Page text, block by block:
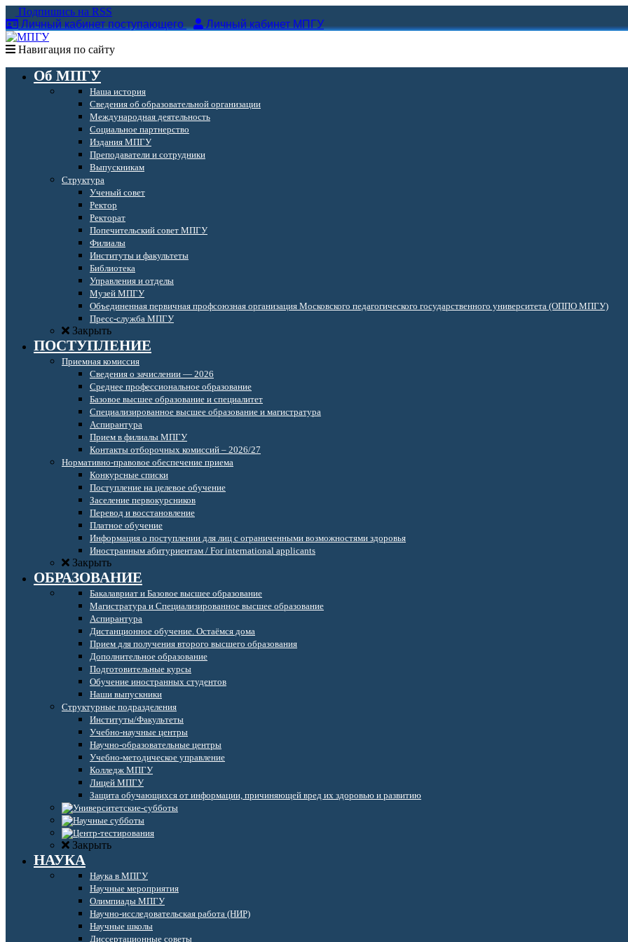
Подпишись на RSS
Личный кабинет поступающего
Личный кабинет МПГУ
Навигация по сайту
Об МПГУ
Наша история
Сведения об образовательной организации
Международная деятельность
Социальное партнерство
Издания МПГУ
Преподаватели и сотрудники
Выпускникам
Структура
Ученый совет
Ректор
Ректорат
Попечительский совет МПГУ
Филиалы
Институты и факультеты
Библиотека
Управления и отделы
Музей МПГУ
Объединенная первичная профсоюзная организация Московского педагогического государственного университета (ОППО МПГУ)
Пресс-служба МПГУ
Закрыть
ПОСТУПЛЕНИЕ
Приемная комиссия
Сведения о зачислении — 2026
Среднее профессиональное образование
Базовое высшее образование и специалитет
Специализированное высшее образование и магистратура
Аспирантура
Прием в филиалы МПГУ
Контакты отборочных комиссий – 2026/27
Нормативно-правовое обеспечение приема
Конкурсные списки
Поступление на целевое обучение
Заселение первокурсников
Перевод и восстановление
Платное обучение
Информация о поступлении для лиц с ограниченными возможностями здоровья
Иностранным абитуриентам / For international applicants
Закрыть
ОБРАЗОВАНИЕ
Бакалавриат и Базовое высшее образование
Магистратура и Специализированное высшее образование
Аспирантура
Дистанционное обучение. Остаёмся дома
Прием для получения второго высшего образования
Дополнительное образование
Подготовительные курсы
Обучение иностранных студентов
Наши выпускники
Структурные подразделения
Институты/Факультеты
Учебно-научные центры
Научно-образовательные центры
Учебно-методическое управление
Колледж МПГУ
Лицей МПГУ
Защита обучающихся от информации, причиняющей вред их здоровью и развитию
Закрыть
НАУКА
Наука в МПГУ
Научные мероприятия
Олимпиады МПГУ
Научно-исследовательская работа (НИР)
Научные школы
Диссертационные советы